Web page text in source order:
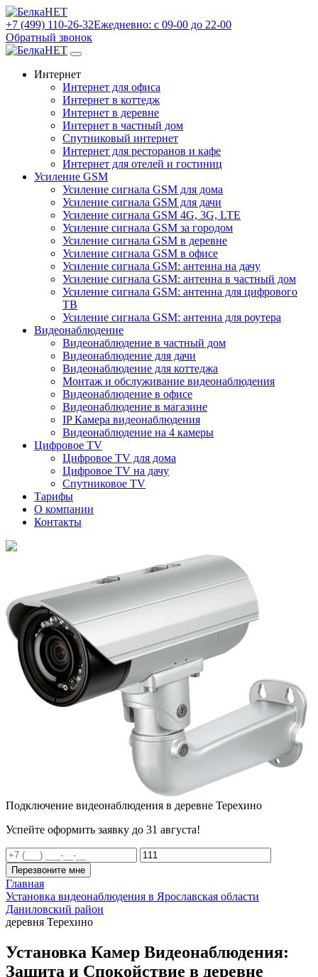
+7 (499) 110-26-32Ежедневно: с 09-00 до 22-00
Обратный звонок
Интернет
Интернет для офиса
Интернет в коттедж
Интернет в деревне
Интернет в частный дом
Спутниковый интернет
Интернет для ресторанов и кафе
Интернет для отелей и гостиниц
Усиление GSM
Усиление сигнала GSM для дома
Усиление сигнала GSM для дачи
Усиление сигнала GSM 4G, 3G, LTE
Усиление сигнала GSM за городом
Усиление сигнала GSM в деревне
Усиление сигнала GSM в офисе
Усиление сигнала GSM: антенна на дачу
Усиление сигнала GSM: антенна в частный дом
Усиление сигнала GSM: антенна для цифрового
ТВ
Усиление сигнала GSM: антенна для роутера
Видеонаблюдение
Видеонаблюдение в частный дом
Видеонаблюдение для дачи
Видеонаблюдение для коттеджа
Монтаж и обслуживание видеонаблюдения
Видеонаблюдение в офисе
Видеонаблюдение в магазине
IP Камера видеонаблюдения
Видеонаблюдение на 4 камеры
Цифровое TV
Цифровое TV для дома
Цифровое TV на дачу
Спутниковое TV
Тарифы
О компании
Контакты
Подключение видеонаблюдения в деревне Терехино
Успейте оформить заявку до 31 августа!
Перезвоните мне
Главная
Установка видеонаблюдения в Ярославская области
Даниловский район
деревня Терехино
Установка Камер Видеонаблюдения:
Защита и Спокойствие в деревне